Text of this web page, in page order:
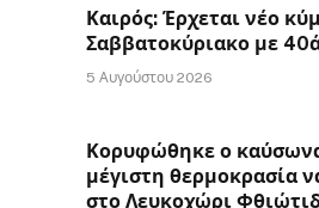
Καιρός: Έρχεται νέο
Σαββατοκύριακο με
5 Αυγούστου 2026
Κορυφώθηκε ο
μέγιστη θερμοκρασία
στο Λευκοχώρι